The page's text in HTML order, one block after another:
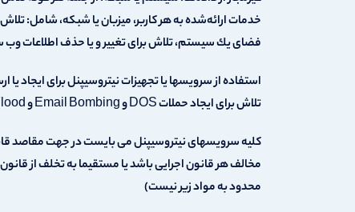
خدمات ارائه‌شده به هر كاربر، میزبان یا شبكه، شامل:
فضای یك سیستم، تلاش برای تغییر و یا حذف اطلاعات وب
استفاده از سرویسها یا تجهیزات نیتروسیپنل برای ایجاد
تلاش برای ایجاد حملات DOS و Email Bombing و Flood کردن ممنوع است.
کلیه سرویسهای نیتروسیپنل می بایست در جهت مقاصد
مخالف هر قانون اجرایی باشد یا مستقیما به تخلف از
محدود به مواد زیر نیست)